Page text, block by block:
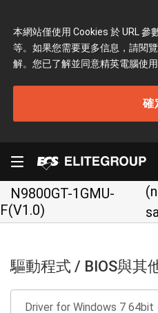
本網站僅使用 Cookies 於 URL
等。如果您需要更多信息，請閱
解。您已了解並同意精英電腦使
確
N9800GT-1GMU-
F(V1.0)
驅動程式 / BIOS與其